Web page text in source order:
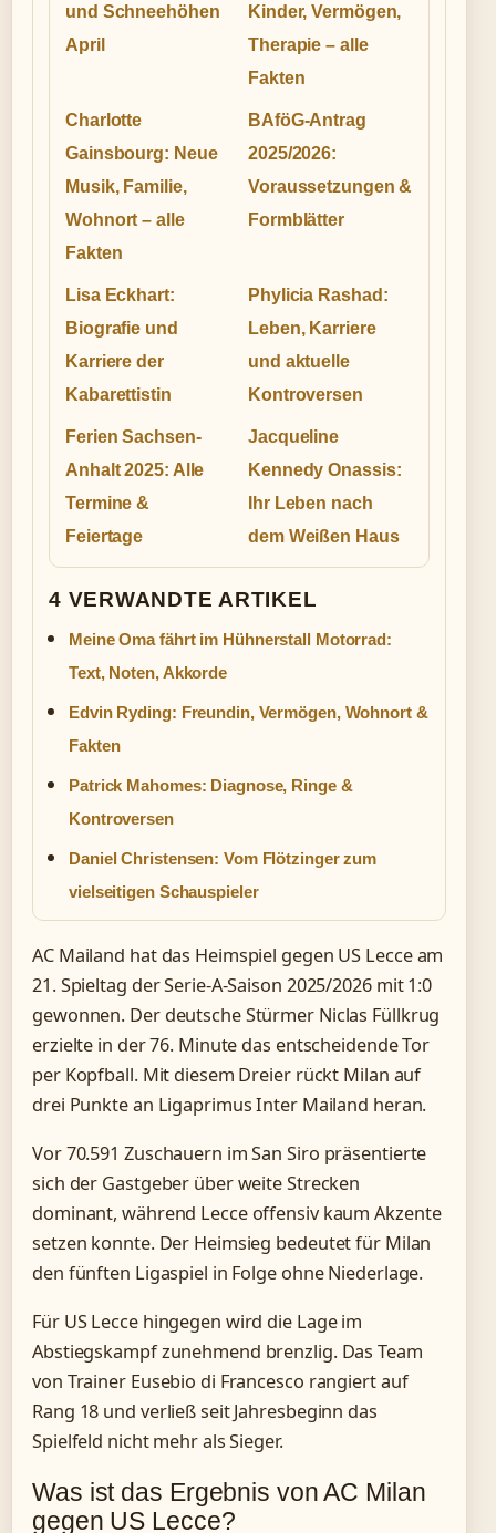
und Schneehöhen
April
Kinder, Vermögen,
Therapie – alle
Fakten
Charlotte
Gainsbourg: Neue
Musik, Familie,
Wohnort – alle
Fakten
BAföG-Antrag
2025/2026:
Voraussetzungen &
Formblätter
Lisa Eckhart:
Biografie und
Karriere der
Kabarettistin
Phylicia Rashad:
Leben, Karriere
und aktuelle
Kontroversen
Ferien Sachsen-
Anhalt 2025: Alle
Termine &
Feiertage
Jacqueline
Kennedy Onassis:
Ihr Leben nach
dem Weißen Haus
4 VERWANDTE ARTIKEL
Meine Oma fährt im Hühnerstall Motorrad:
Text, Noten, Akkorde
Edvin Ryding: Freundin, Vermögen, Wohnort &
Fakten
Patrick Mahomes: Diagnose, Ringe &
Kontroversen
Daniel Christensen: Vom Flötzinger zum
vielseitigen Schauspieler
AC Mailand hat das Heimspiel gegen US Lecce am
21. Spieltag der Serie-A-Saison 2025/2026 mit 1:0
gewonnen. Der deutsche Stürmer Niclas Füllkrug
erzielte in der 76. Minute das entscheidende Tor
per Kopfball. Mit diesem Dreier rückt Milan auf
drei Punkte an Ligaprimus Inter Mailand heran.
Vor 70.591 Zuschauern im San Siro präsentierte
sich der Gastgeber über weite Strecken
dominant, während Lecce offensiv kaum Akzente
setzen konnte. Der Heimsieg bedeutet für Milan
den fünften Ligaspiel in Folge ohne Niederlage.
Für US Lecce hingegen wird die Lage im
Abstiegskampf zunehmend brenzlig. Das Team
von Trainer Eusebio di Francesco rangiert auf
Rang 18 und verließ seit Jahresbeginn das
Spielfeld nicht mehr als Sieger.
Was ist das Ergebnis von AC Milan
gegen US Lecce?